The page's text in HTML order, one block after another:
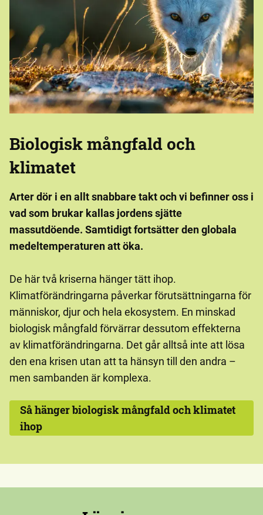
Biologisk mångfald och
klimatet
Arter dör i en allt snabbare takt och vi befinner oss i
vad som brukar kallas jordens sjätte
massutdöende. Samtidigt fortsätter den globala
medeltemperaturen att öka.
De här två kriserna hänger tätt ihop.
Klimatförändringarna påverkar förutsättningarna för
människor, djur och hela ekosystem. En minskad
biologisk mångfald förvärrar dessutom effekterna
av klimatförändringarna. Det går alltså inte att lösa
den ena krisen utan att ta hänsyn till den andra –
men sambanden är komplexa.
Så hänger biologisk mångfald och klimatet
ihop